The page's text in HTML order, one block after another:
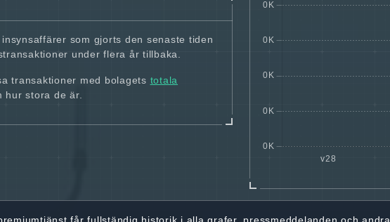
som gjorts den senaste tiden
under flera år tillbaka.
transaktioner med bolagets totala
hur stora de är.
fårfullständig historik i alla grafer, pressmeddelanden och andra